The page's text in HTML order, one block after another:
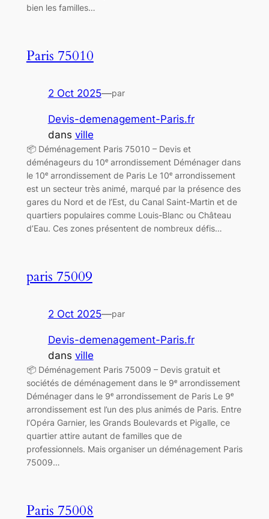
bien les familles…
Paris 75010
2 Oct 2025—par
Devis-demenagement-Paris.fr
dans ville
📦 Déménagement Paris 75010 – Devis et
déménageurs du 10ᵉ arrondissement Déménager dans
le 10ᵉ arrondissement de Paris Le 10ᵉ arrondissement
est un secteur très animé, marqué par la présence des
gares du Nord et de l’Est, du Canal Saint-Martin et de
quartiers populaires comme Louis-Blanc ou Château
d’Eau. Ces zones présentent de nombreux défis…
paris 75009
2 Oct 2025—par
Devis-demenagement-Paris.fr
dans ville
📦 Déménagement Paris 75009 – Devis gratuit et
sociétés de déménagement dans le 9ᵉ arrondissement
Déménager dans le 9ᵉ arrondissement de Paris Le 9ᵉ
arrondissement est l’un des plus animés de Paris. Entre
l’Opéra Garnier, les Grands Boulevards et Pigalle, ce
quartier attire autant de familles que de
professionnels. Mais organiser un déménagement Paris
75009…
Paris 75008